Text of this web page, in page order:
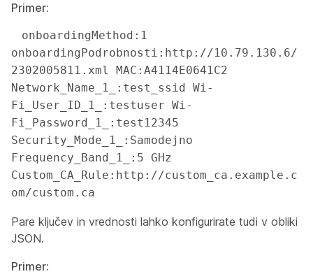
Primer:
onboardingPodrobnosti:http://10.79.130.6/
2302005811.xml MAC:A4114E0641C2
Network_Name_1_:test_ssid Wi-
Fi_User_ID_1_:testuser Wi-
Fi_Password_1_:test12345
Security_Mode_1_:Samodejno
Frequency_Band_1_:5 GHz
Custom_CA_Rule:http://custom_ca.example.c
om/custom.ca
Pare ključev in vrednosti lahko konfigurirate tudi v obliki
JSON.
Primer: